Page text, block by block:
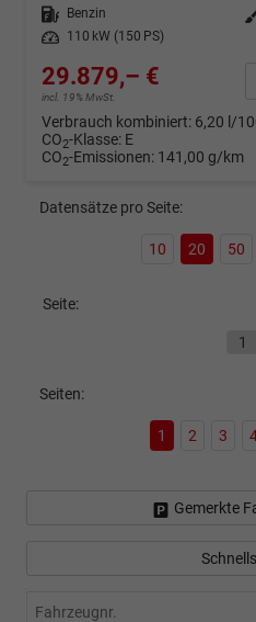
Kraftstoff
Benzin
Leistung
110 kW (150 PS)
29.879,– €
incl. 19% MwSt.
Verbrauch kombiniert: 6,20 l/
CO2-Klasse: E
CO2-Emissionen: 141,00 g/km
Datensätze pro Seite:
10 20 50
Seite:
Seiten:
1 2 3
Gemerkte
Fahrzeugnr.